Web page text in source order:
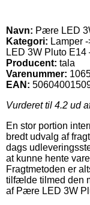
Navn: Pære LED
Kategori: Lamper
LED 3W Pluto E14
Producent: tala
Varenummer:
EAN:
Vurderet til 4.2 ud
En stor portion
bredt udvalg af
dags
at kunne hente
Fragtmetoden er
tilfælde tilmed den
af Pære LED 3W